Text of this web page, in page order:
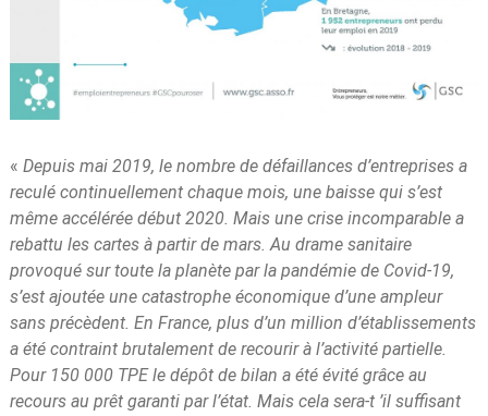
« Depuis mai 2019, le nombre de défaillances d’entreprises a
reculé continuellement chaque mois, une baisse qui s’est
même accélérée début 2020. Mais une crise incomparable a
rebattu les cartes à partir de mars. Au drame sanitaire
provoqué sur toute la planète par la pandémie de Covid-19,
s’est ajoutée une catastrophe économique d’une ampleur
sans précèdent. En France, plus d’un million d’établissements
a été contraint brutalement de recourir à l’activité partielle.
Pour 150 000 TPE le dépôt de bilan a été évité grâce au
recours au prêt garanti par l’état. Mais cela sera-t ’il suffisant